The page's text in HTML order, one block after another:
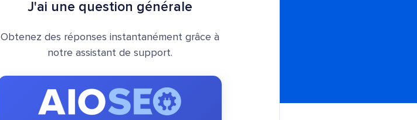
J'ai une question générale
Obtenez des réponses instantanément grâce à
notre assistant de support.